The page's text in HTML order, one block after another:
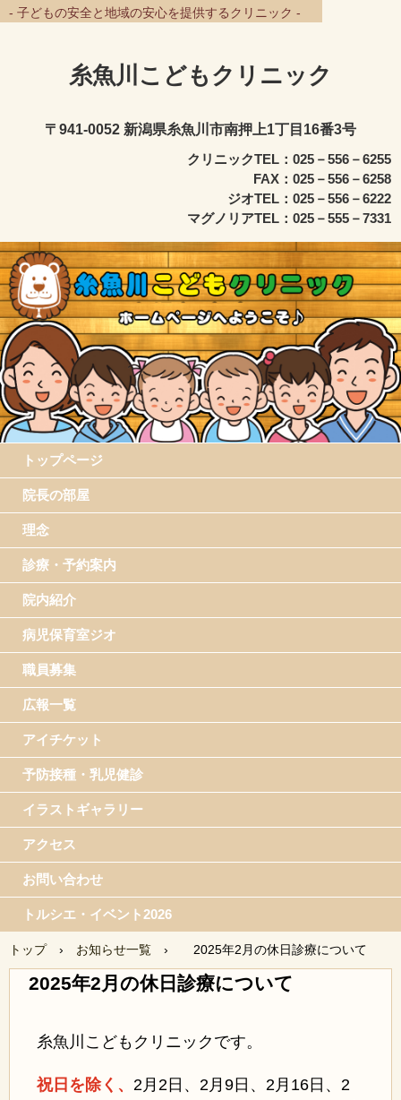
- 子どもの安全と地域の安心を提供するクリニック -
糸魚川こどもクリニック
〒941-0052 新潟県糸魚川市南押上1丁目16番3号
クリニックTEL：025－556－6255
FAX：025－556－6258
ジオTEL：025－556－6222
マグノリアTEL：025－555－7331
トップページ
院長の部屋
理念
診療・予約案内
院内紹介
病児保育室ジオ
職員募集
広報一覧
アイチケット
予防接種・乳児健診
イラストギャラリー
アクセス
お問い合わせ
トルシエ・イベント2026
トップ › お知らせ一覧 › 2025年2月の休日診療について
2025年2月の休日診療について
糸魚川こどもクリニックです。
祝日を除く、 2月2日、 2月9日、2月16日、2